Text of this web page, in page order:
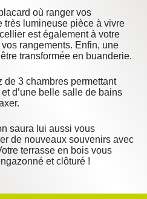
où ranger vos
très lumineuse pièce à vivre
est également à votre
rangements. Enfin, une
transformée en buanderie.
de 3 chambres permettant
d’une belle salle de bains
saura lui aussi vous
de nouveaux souvenirs avec
terrasse en bois vous
et clôturé !